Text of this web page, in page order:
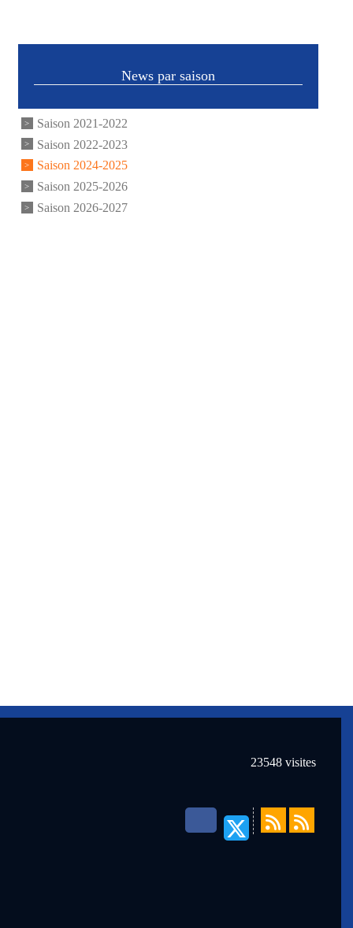
News par saison
Saison 2021-2022
Saison 2022-2023
Saison 2024-2025
Saison 2025-2026
Saison 2026-2027
23548 visites